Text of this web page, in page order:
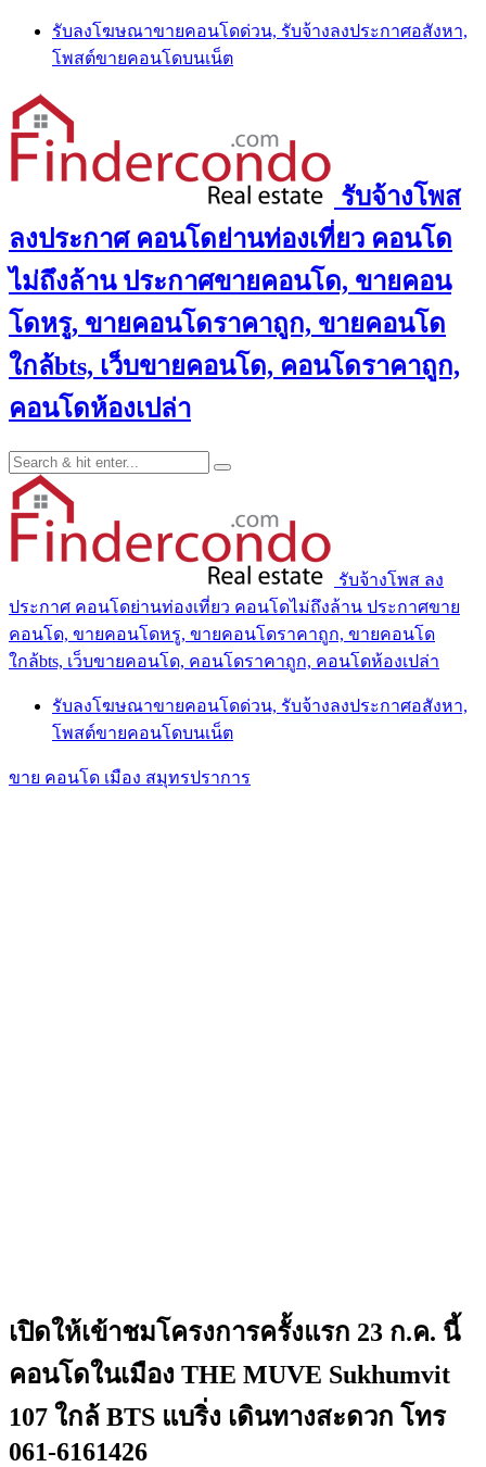
Skip
content
รับลงโฆษณาขายคอนโดด่วน, รับจ้างลงประกาศอสังหา,
โพสต์ขายคอนโดบนเน็ต
รับจ้างโพส
ลงประกาศ คอนโดย่านท่องเที่ยว คอนโด
ไม่ถึงล้าน ประกาศขายคอนโด, ขายคอน
โดหรู, ขายคอนโดราคาถูก, ขายคอนโด
ใกล้bts, เว็บขายคอนโด, คอนโดราคาถูก,
คอนโดห้องเปล่า
รับจ้างโพส ลง
ประกาศ คอนโดย่านท่องเที่ยว คอนโดไม่ถึงล้าน ประกาศขาย
คอนโด, ขายคอนโดหรู, ขายคอนโดราคาถูก, ขายคอนโด
ใกล้bts, เว็บขายคอนโด, คอนโดราคาถูก, คอนโดห้องเปล่า
รับลงโฆษณาขายคอนโดด่วน, รับจ้างลงประกาศอสังหา,
โพสต์ขายคอนโดบนเน็ต
ขาย คอนโด เมือง สมุทรปราการ
เปิดให้เข้าชมโครงการครั้งแรก 23 ก.ค. นี้
คอนโดในเมือง THE MUVE Sukhumvit
107 ใกล้ BTS แบริ่ง เดินทางสะดวก โทร
061-6161426